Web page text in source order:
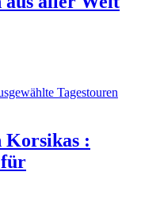
Korsikas :
für